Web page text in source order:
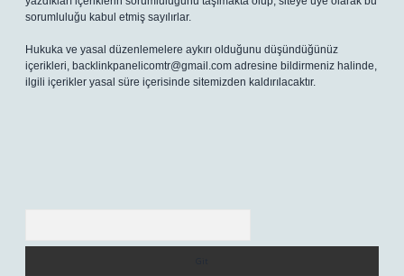
sorumluluğu kabul etmiş sayılırlar.
Hukuka ve yasal düzenlemelere aykırı olduğunu düşündüğünüz
içerikleri, backlinkpanelicomtr@gmail.com adresine bildirmeniz halinde,
ilgili içerikler yasal süre içerisinde sitemizden kaldırılacaktır.